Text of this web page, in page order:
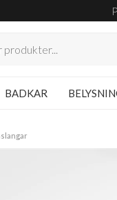
BADKAR